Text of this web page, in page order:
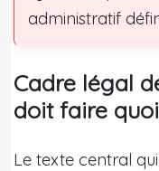
administratif
Cadre légal
doit faire
Le texte central